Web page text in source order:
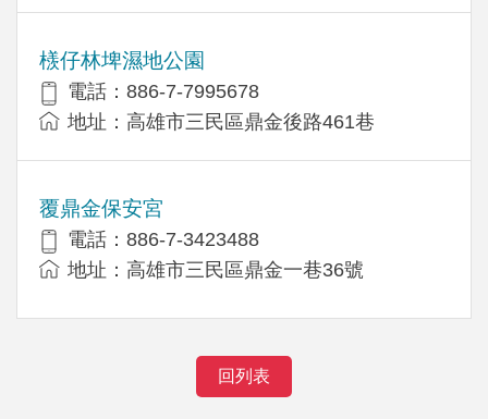
檨仔林埤濕地公園
電話：886-7-7995678
地址：高雄市三民區鼎金後路461巷
覆鼎金保安宮
電話：886-7-3423488
地址：高雄市三民區鼎金一巷36號
回列表